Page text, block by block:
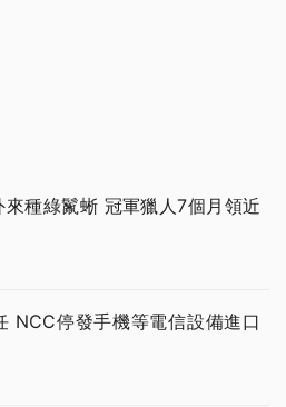
種綠鬣蜥 冠軍獵人7個月領近
NCC停發手機等電信設備進口